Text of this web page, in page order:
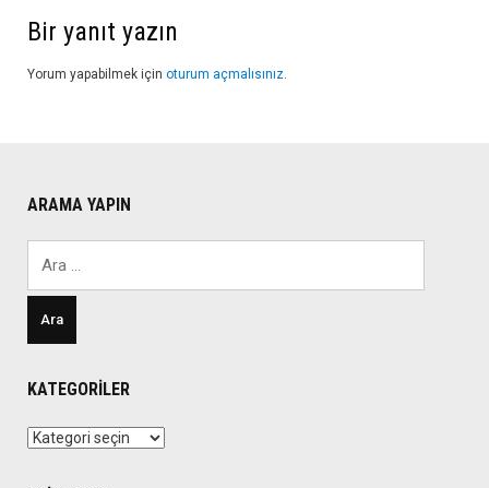
Bir yanıt yazın
Yorum yapabilmek için oturum açmalısınız.
ARAMA YAPIN
KATEGORILER
Kategoriler